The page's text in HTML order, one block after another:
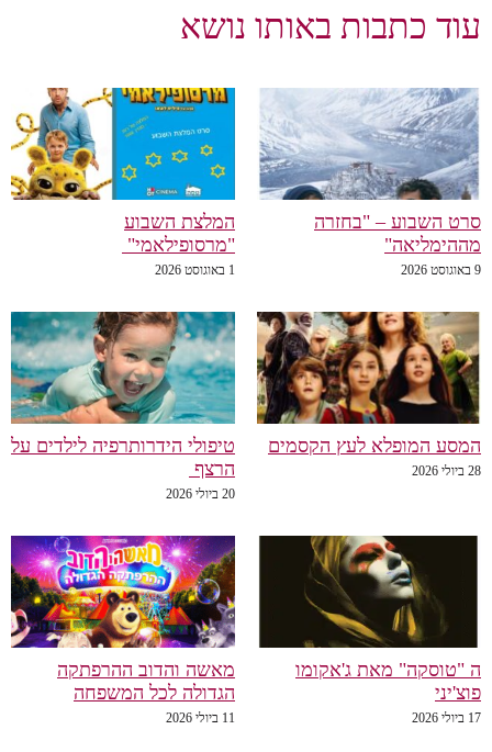
עוד כתבות באותו נושא
סרט השבוע – "בחזרה
מההימליאה"
9 באוגוסט 2026
המלצת השבוע
"מרסופילאמי"
1 באוגוסט 2026
המסע המופלא לעץ הקסמים
28 ביולי 2026
טיפולי הידרותרפיה לילדים על
הרצף
20 ביולי 2026
ה "טוסקה" מאת ג'אקומו
פוצ'יני
17 ביולי 2026
מאשה והדוב ההרפתקה
הגדולה לכל המשפחה
11 ביולי 2026